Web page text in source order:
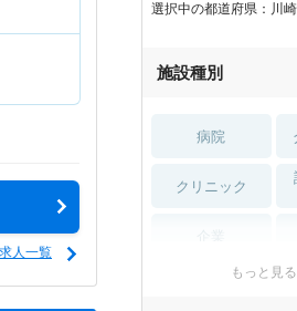
人一覧
選択中の都道府県：川
施設種別
病院
クリニック
もっと見る